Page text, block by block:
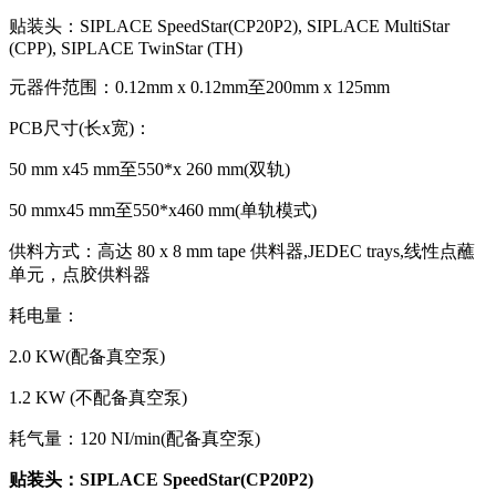
贴装头：SIPLACE SpeedStar(CP20P2), SIPLACE MultiStar
(CPP), SIPLACE TwinStar (TH)
元器件范围：0.12mm x 0.12mm至200mm x 125mm
PCB尺寸(长x宽)：
50 mm x45 mm至550*x 260 mm(双轨)
50 mmx45 mm至550*x460 mm(单轨模式)
供料方式：高达 80 x 8 mm tape 供料器,JEDEC trays,线性点蘸
单元，点胶供料器
耗电量：
2.0 KW(配备真空泵)
1.2 KW (不配备真空泵)
耗气量：120 NI/min(配备真空泵)
贴装头：SIPLACE SpeedStar(CP20P2)